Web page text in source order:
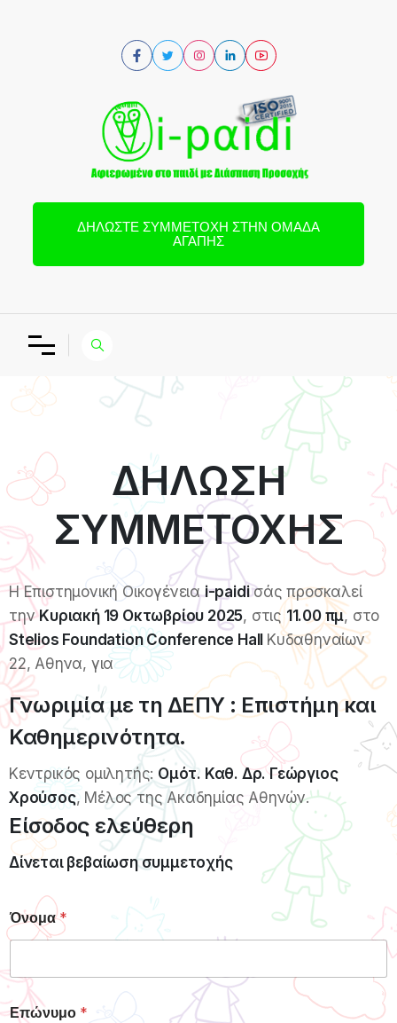
ΔΗΛΏΣΤΕ ΣΥΜΜΕΤΟΧΉ ΣΤΗΝ ΟΜΆΔΑ
ΑΓΆΠΗΣ
ΔΗΛΩΣΗ
ΣΥΜΜΕΤΟΧΗΣ
Η Επιστημονική Οικογένειαi-paidiσάς προσκαλεί
τηνΚυριακή 19 Οκτωβρίου 2025, στις 11.00 πμ, στο
Stelios Foundation Conference Hall Κυδαθηναίων
22, Αθηνα, για
Γνωριμία με τη ΔΕΠΥ : Επιστήμη και
Καθημερινότητα.
Κεντρικός ομιλητής: Ομότ. Καθ. Δρ. Γεώργιος
Χρούσος, Μέλος της Ακαδημίας Αθηνών.
Είσοδος ελεύθερη
Δίνεται βεβαίωση συμμετοχής
Όνομα*
Επώνυμο *